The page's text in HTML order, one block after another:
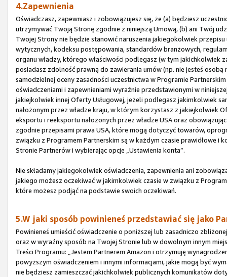
4.Zapewnienia
Oświadczasz, zapewniasz i zobowiązujesz się, że (a) będziesz
utrzymywać Twoją Stronę zgodnie z niniejszą Umową, (b) ani Twój
Twojej Strony nie będzie stanowić naruszenia jakiegokolwiek
wytycznych, kodeksu postępowania, standardów branżowych,
organu władzy, którego właściwości podlegasz (w tym jakichkolwiek
posiadasz zdolność prawną do zawierania umów (np. nie jesteś
samodzielnej oceny zasadności uczestnictwa w Programie
oświadczeniami i zapewnieniami wyraźnie przedstawionymi w
jakiejkolwiek innej Oferty Usługowej, jeżeli podlegasz jakimkolwiek
nałożonym przez władze kraju, w którym korzystasz z jakiejkolwiek
eksportu i reeksportu nałożonych przez władze USA oraz
zgodnie przepisami prawa USA, które mogą dotyczyć towarów,
związku z Programem Partnerskim są w każdym czasie prawidłowe
Stronie Partnerów i wybierając opcje „Ustawienia konta”.
Nie składamy jakiegokolwiek oświadczenia, zapewnienia ani
jakiego możesz oczekiwać w jakimkolwiek czasie w związku z
które możesz podjąć na podstawie swoich oczekiwań.
5.W jaki sposób powinieneś przedstawiać się jako
Powinieneś umieścić oświadczenie o poniższej lub zasadniczo
oraz w wyraźny sposób na Twojej Stronie lub w dowolnym innym
Treści Programu: „Jestem Partnerem Amazon i otrzymuję
powyższym oświadczeniem i innymi informacjami, jakie mogą być
nie będziesz zamieszczać jakichkolwiek publicznych komunikatów